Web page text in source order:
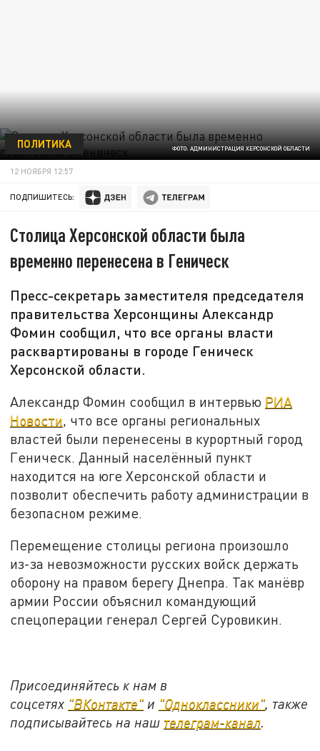
ФОТО: АДМИНИСТРАЦИЯ ХЕРСОНСКОЙ ОБЛАСТИ
ПОЛИТИКА
12 НОЯБРЯ 12:57
ПОДПИШИТЕСЬ:
Столица Херсонской области была
временно перенесена в Геническ
Пресс-секретарь заместителя председателя
правительства Херсонщины Александр
Фомин сообщил, что все органы власти
расквартированы в городе Геническ
Херсонской области.
Александр Фомин сообщил в интервью РИА
Новости, что все органы региональных
властей были перенесены в курортный город
Геническ. Данный населённый пункт
находится на юге Херсонской области и
позволит обеспечить работу администрации в
безопасном режиме.
Перемещение столицы региона произошло
из-за невозможности русских войск держать
оборону на правом берегу Днепра. Так манёвр
армии России объяснил командующий
спецоперации генерал Сергей Суровикин.
Присоединяйтесь к нам в
соцсетях "ВКонтакте" и "Одноклассники", также
подписывайтесь на наш телеграм-канал.